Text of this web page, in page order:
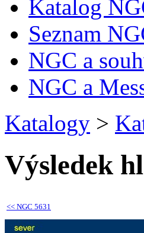
Katalog
Seznam
NGC a
NGC a
Katalogy >
Výsledek
<< NGC 5631